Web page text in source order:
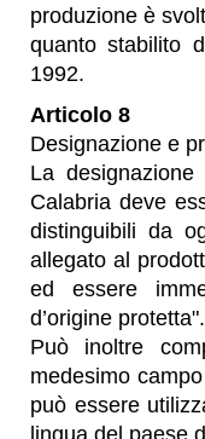
produzione è
quanto stabilito
1992.
Articolo 8
Designazione e
La
Calabria deve
distinguibili da
allegato al
ed essere
d’origine
Può inoltre
medesimo
può essere
lingua del paese